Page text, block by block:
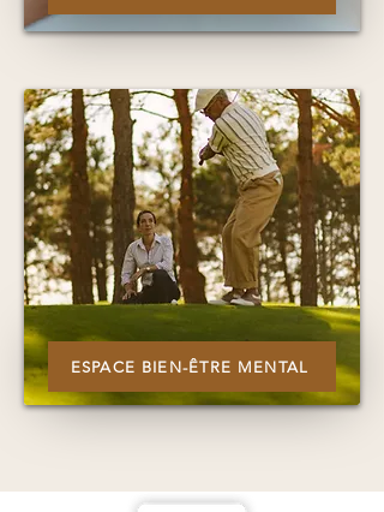
ESPACE BIEN-ÊTRE MENTAL